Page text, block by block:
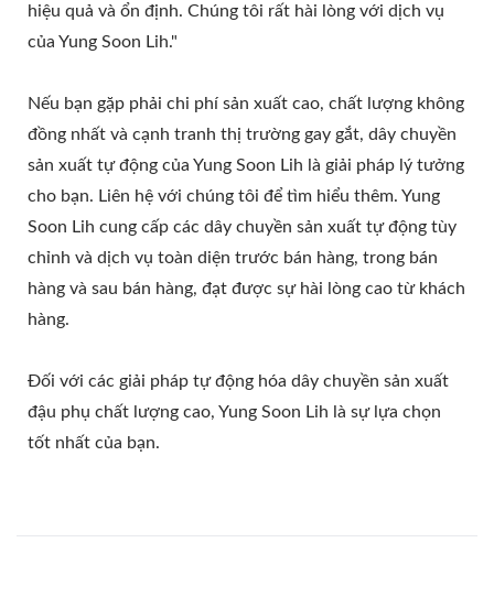
hiệu quả và ổn định. Chúng tôi rất hài lòng với dịch vụ
của Yung Soon Lih."
Nếu bạn gặp phải chi phí sản xuất cao, chất lượng không
đồng nhất và cạnh tranh thị trường gay gắt, dây chuyền
sản xuất tự động của Yung Soon Lih là giải pháp lý tưởng
cho bạn. Liên hệ với chúng tôi để tìm hiểu thêm. Yung
Soon Lih cung cấp các dây chuyền sản xuất tự động tùy
chỉnh và dịch vụ toàn diện trước bán hàng, trong bán
hàng và sau bán hàng, đạt được sự hài lòng cao từ khách
hàng.
Đối với các giải pháp tự động hóa dây chuyền sản xuất
đậu phụ chất lượng cao, Yung Soon Lih là sự lựa chọn
tốt nhất của bạn.